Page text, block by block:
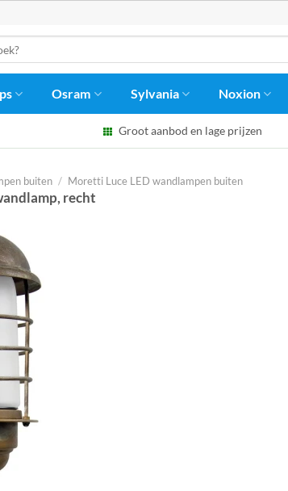
Osram Sylvania Noxion
Groot aanbod en lage prijzen
buiten / Moretti Luce LED wandlampen buiten
recht